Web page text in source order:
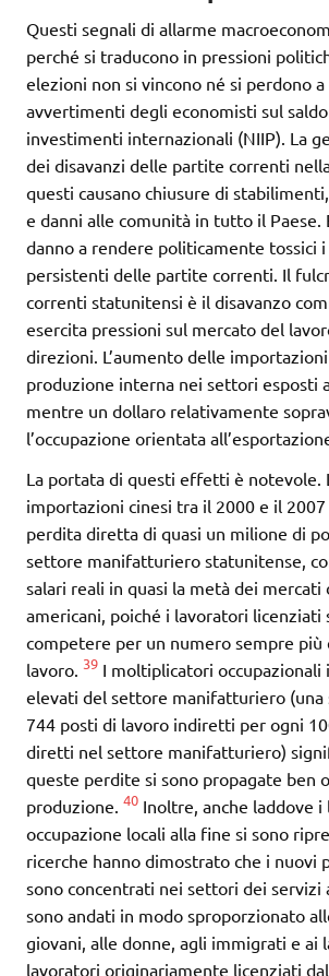
Questi segnali di allarme
perché si traducono in pressioni
elezioni non si vincono né si perdono a
avvertimenti degli economisti sul
investimenti internazionali (NIIP). La
dei disavanzi delle partite correnti
questi causano chiusure di
e danni alle comunità in tutto il Paese.
danno a rendere politicamente tossici i
persistenti delle partite correnti. Il
correnti statunitensi è il disavanzo
esercita pressioni sul mercato del
direzioni. L’aumento delle
produzione interna nei settori esposti
mentre un dollaro relativamente
l’occupazione orientata
La portata di questi effetti è notevole.
importazioni cinesi tra il 2000 e il 2007
perdita diretta di quasi un milione di
settore manifatturiero statunitense,
salari reali in quasi la metà dei mercati
americani, poiché i lavoratori licenziati
competere per un numero sempre più
lavoro. 39 I moltiplicatori occupazionali
elevati del settore manifatturiero (una
744 posti di lavoro indiretti per ogni
diretti nel settore manifatturiero)
queste perdite si sono propagate ben
produzione. 40 Inoltre, anche laddove i
occupazione locali alla fine si sono
ricerche hanno dimostrato che i nuovi
sono concentrati nei settori dei servizi
sono andati in modo sproporzionato
giovani, alle donne, agli immigrati e
lavoratori originariamente licenziati